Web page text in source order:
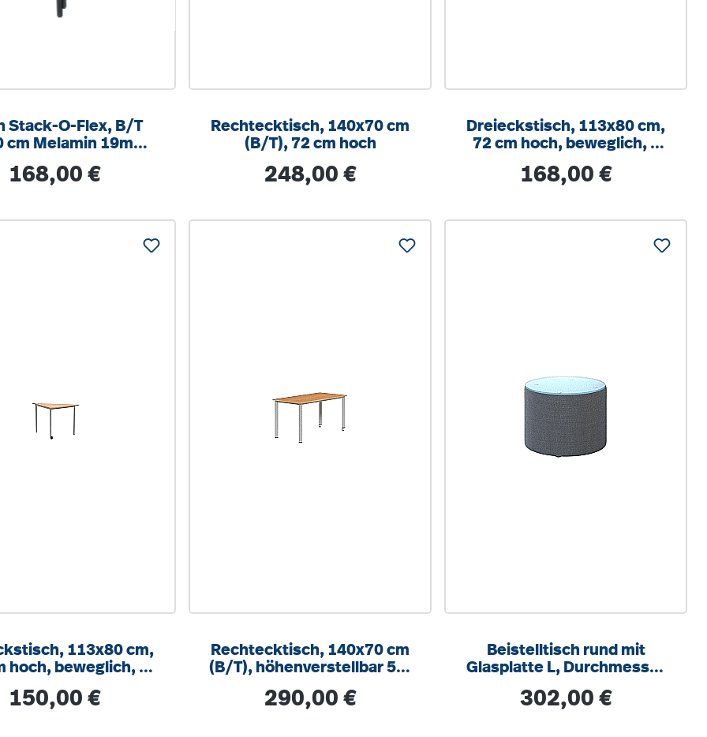
Stack-O-Flex, B/T
cm Melamin 19mm,
stapelbar
Regulärer Preis:
168,00 €
Rechtecktisch, 140x70 cm
(B/T), 72 cm hoch
Regulärer Preis:
248,00 €
Dreieckstisch, 113x80 cm,
72 cm hoch, beweglich, 1
Regulärer Preis:
168,00 €
113x80 cm,
hoch, beweglich, 1
Regulärer Preis:
150,00 €
Rechtecktisch, 140x70 cm
(B/T), höhenverstellbar 58-
Regulärer Preis:
290,00 €
Beistelltisch rund mit
Glasplatte L, Durchmesser
Regulärer Preis:
302,00 €